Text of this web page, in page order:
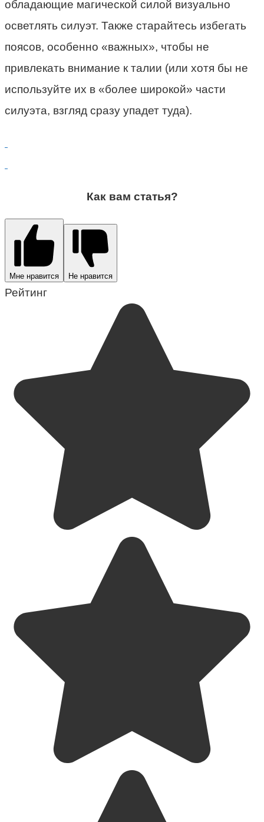
обладающие магической силой визуально
осветлять силуэт. Также старайтесь избегать
поясов, особенно «важных», чтобы не
привлекать внимание к талии (или хотя бы не
используйте их в «более широкой» части
силуэта, взгляд сразу упадет туда).
Как вам статья?
Мне нравится Не нравится
Рейтинг